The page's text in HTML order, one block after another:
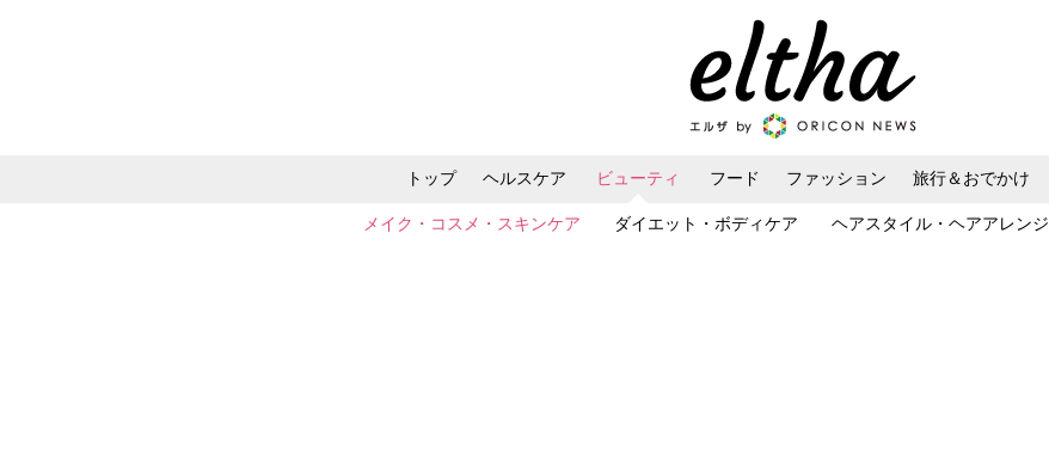
トップ ヘルスケア ビューティ
メイク・コスメ・スキンケア ダイエット・ボディケア ヘアスタイル・ヘアアレンジ
フード ファッション 旅行＆おでかけ